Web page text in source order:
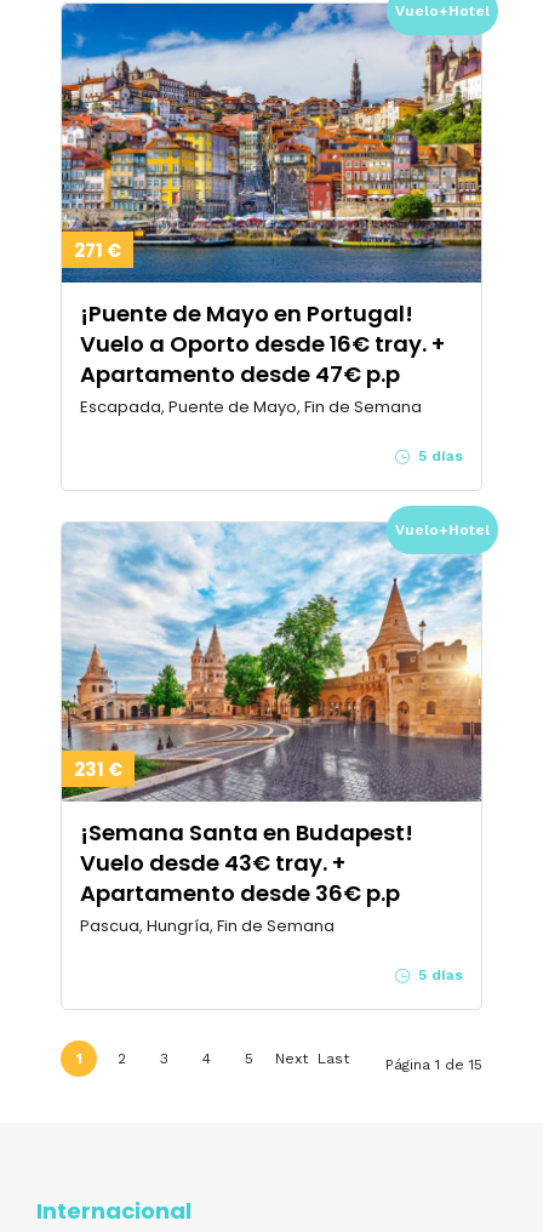
Vuelo+Hotel
271 €
¡Puente de Mayo en Portugal!
Vuelo a Oporto desde 16€ tray. +
Apartamento desde 47€ p.p
Escapada, Puente de Mayo, Fin de Semana
5 días
Vuelo+Hotel
231 €
¡Semana Santa en Budapest!
Vuelo desde 43€ tray. +
Apartamento desde 36€ p.p
Pascua, Hungría, Fin de Semana
5 días
1 2 3 4 5 Next Last Página 1 de 15
Internacional